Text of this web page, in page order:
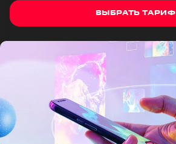
ВЫБРАТЬ ТАРИФ